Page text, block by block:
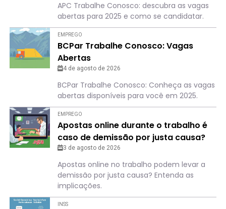
APC Trabalhe Conosco: descubra as vagas
abertas para 2025 e como se candidatar.
EMPREGO
BCPar Trabalhe Conosco: Vagas
Abertas
4 de agosto de 2026
BCPar Trabalhe Conosco: Conheça as vagas
abertas disponíveis para você em 2025.
EMPREGO
Apostas online durante o trabalho é
caso de demissão por justa causa?
Entenda o que pode acontecer
3 de agosto de 2026
Apostas online no trabalho podem levar a
demissão por justa causa? Entenda as
implicações.
INSS